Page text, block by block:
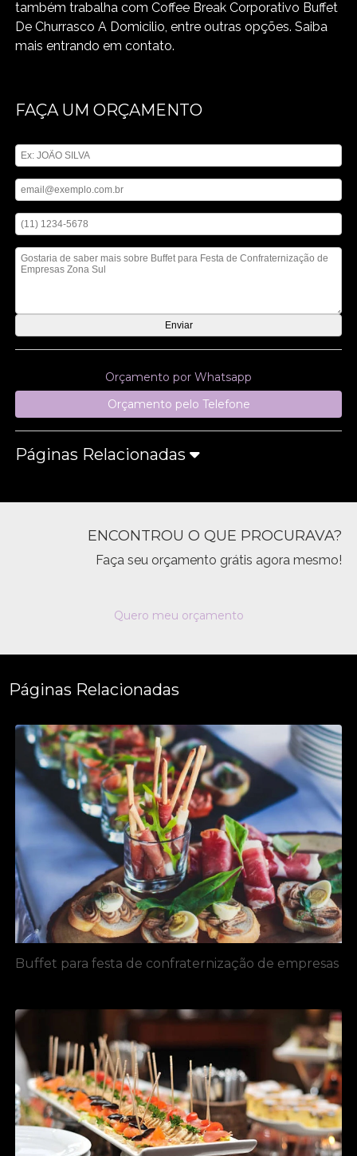
também trabalha com Coffee Break Corporativo Buffet
De Churrasco A Domicilio, entre outras opções. Saiba
mais entrando em contato.
FAÇA UM ORÇAMENTO
Orçamento por Whatsapp
Orçamento pelo Telefone
Páginas Relacionadas
ENCONTROU O QUE PROCURAVA?
Faça seu orçamento grátis agora mesmo!
Quero meu orçamento
Páginas Relacionadas
Buffet para festa de confraternização de empresas